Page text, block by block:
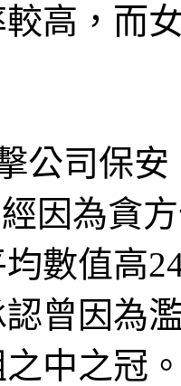
高，而
公司保
因為貪
數值高
曾因為
中之冠